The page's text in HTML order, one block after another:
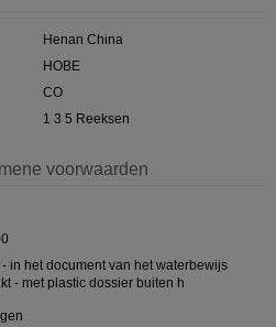
Henan China
HOBE
CO
1 3 5 Reeksen
voorwaarden
in het document van het waterbewijs
- met plastic dossier buiten h